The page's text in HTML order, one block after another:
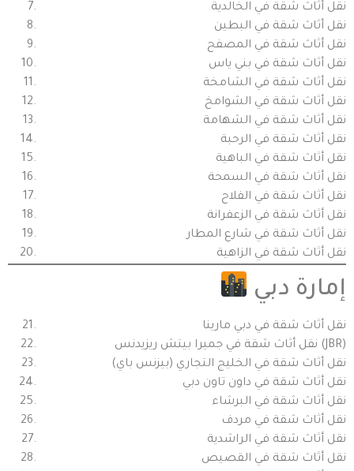
نقل أثاث شقة في الخالدية
نقل أثاث شقة في البطين
نقل أثاث شقة في المصفح
نقل أثاث شقة في بني ياس
نقل أثاث شقة في الشامخة
نقل أثاث شقة في الشوامخ
نقل أثاث شقة في الشهامة
نقل أثاث شقة في الرحبة
نقل أثاث شقة في الباهية
نقل أثاث شقة في السمحة
نقل أثاث شقة في الفلاح
نقل أثاث شقة في الزعفرانة
نقل أثاث شقة في شارع المطار
نقل أثاث شقة في الزاهية
إمارة دبي
نقل أثاث شقة في دبي مارينا
نقل أثاث شقة في جميرا بيتش ريزيدنس (JBR)
نقل أثاث شقة في الخليج التجاري (بيزنس باي)
نقل أثاث شقة في داون تاون دبي
نقل أثاث شقة في البرشاء
نقل أثاث شقة في مردف
نقل أثاث شقة في الراشدية
نقل أثاث شقة في القصيص